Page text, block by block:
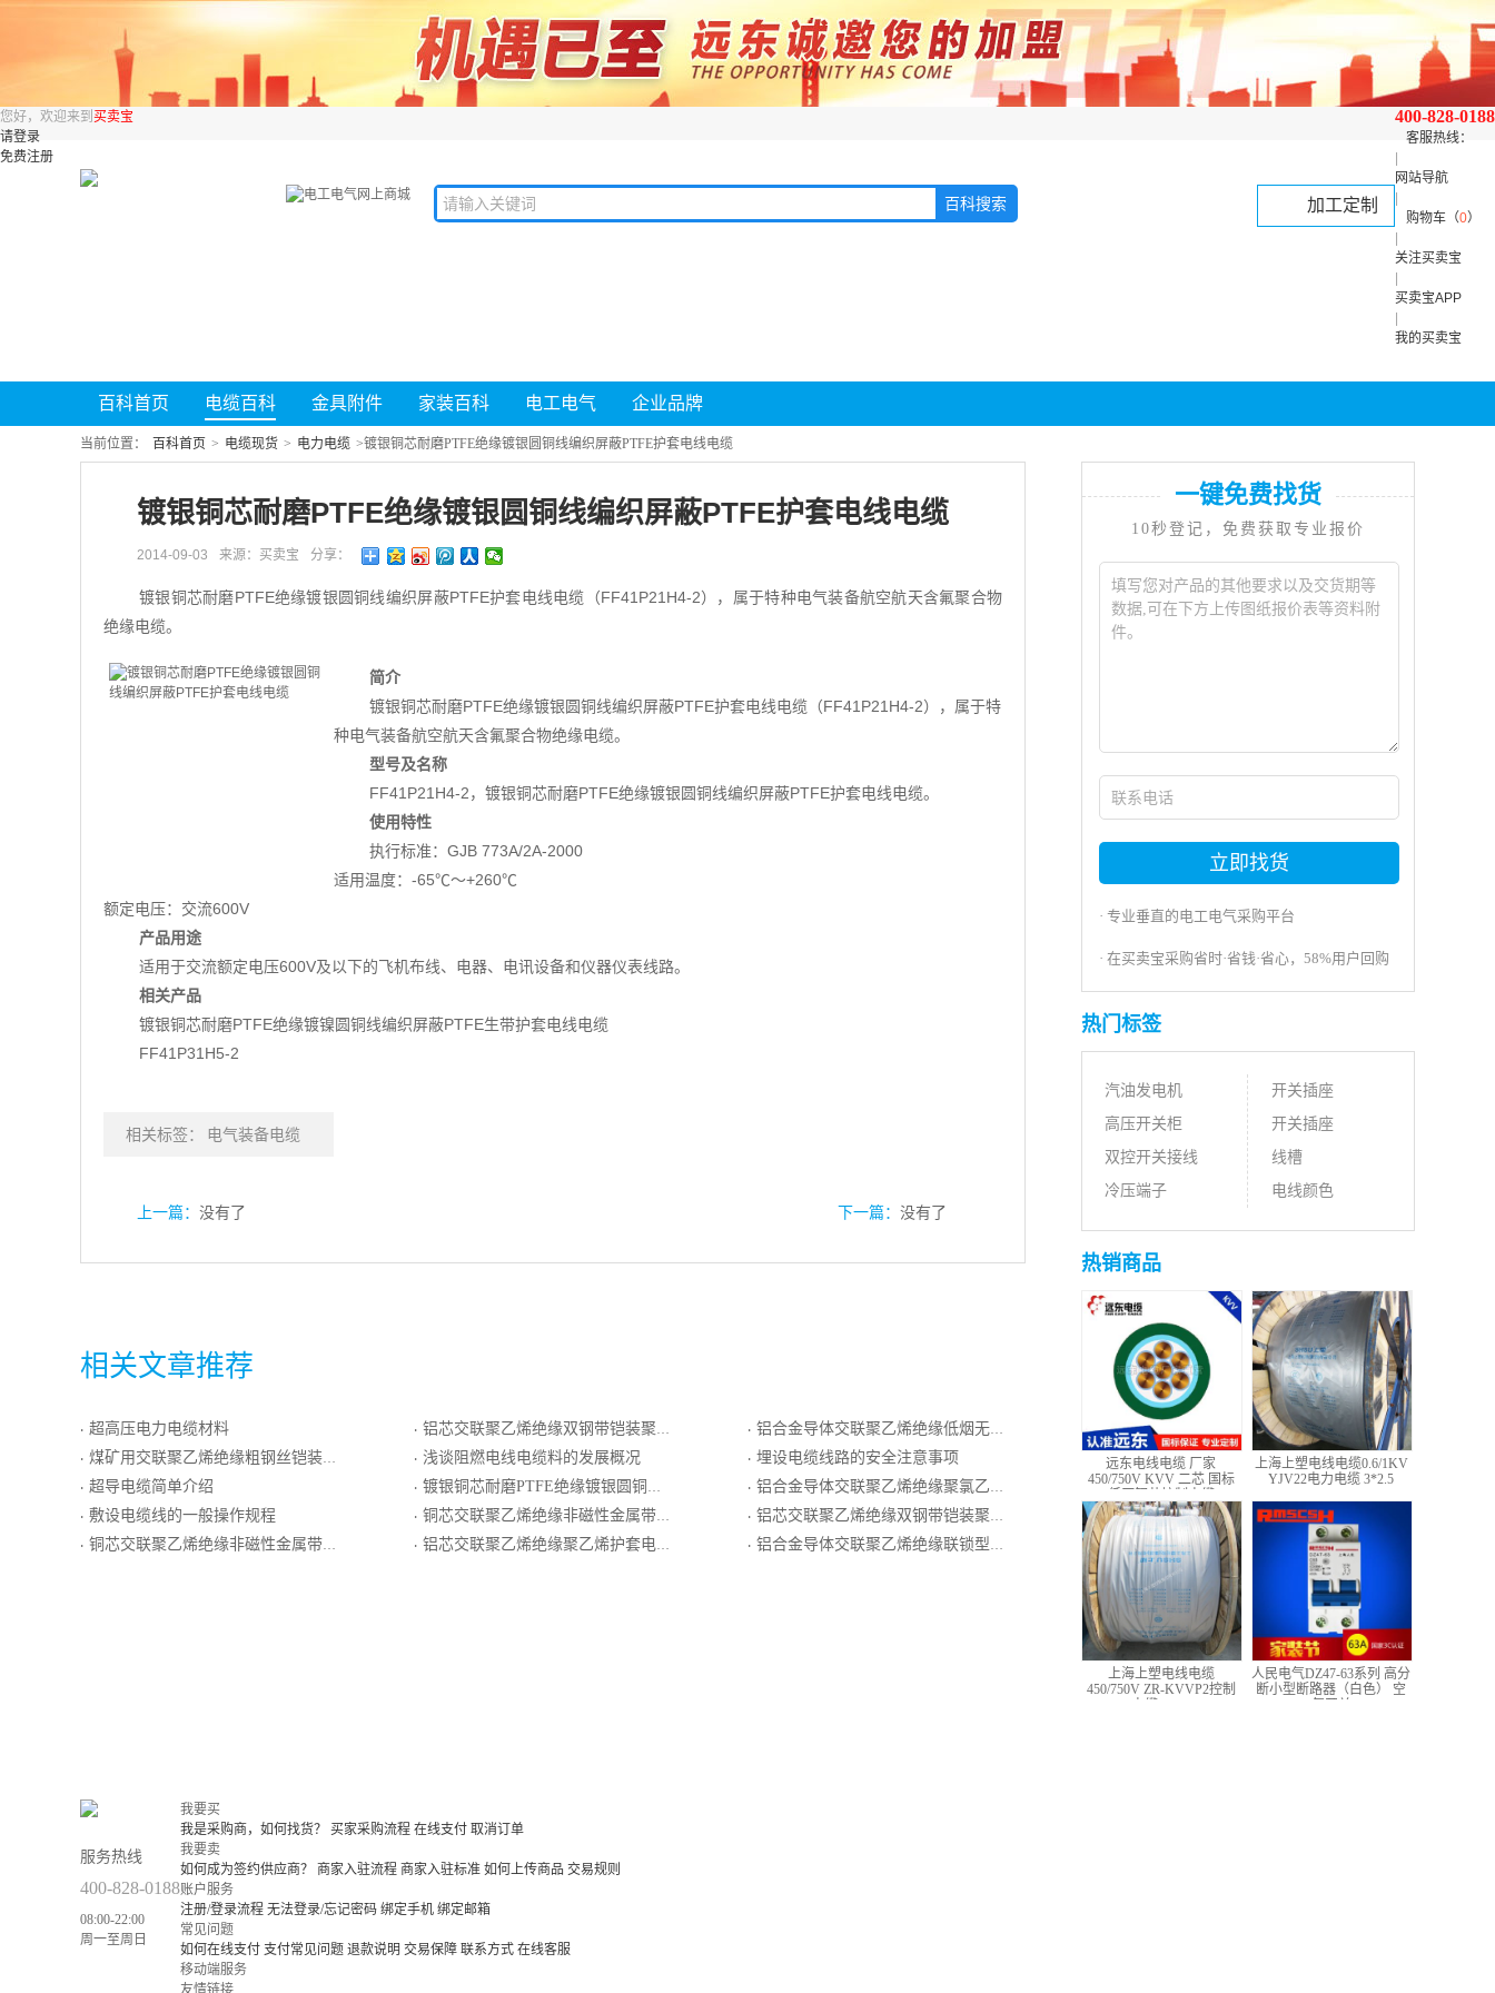
400-828-0188
客服热线：
网站导航
购物车（0）
关注买卖宝
买卖宝APP
我的买卖宝
您好，欢迎来到 买卖宝
请登录
免费注册
加工定制
百科首页 电缆百科 金具附件 家装百科 电工电气 企业品牌
当前位置： 百科首页 > 电缆现货 > 电力电缆 >镀银铜芯耐磨PTFE绝缘镀银圆铜线编织屏蔽PTFE护套电线电缆
镀银铜芯耐磨PTFE绝缘镀银圆铜线编织屏蔽PTFE护套电线电缆
2014-09-03 来源：买卖宝 分享：
镀银铜芯耐磨PTFE绝缘镀银圆铜线编织屏蔽PTFE护套电线电缆（FF41P21H4-2），属于特种电气装备航空航天含氟聚合物
绝缘电缆。
简介
镀银铜芯耐磨PTFE绝缘镀银圆铜线编织屏蔽PTFE护套电线电缆（FF41P21H4-2），属于特
种电气装备航空航天含氟聚合物绝缘电缆。
型号及名称
FF41P21H4-2，镀银铜芯耐磨PTFE绝缘镀银圆铜线编织屏蔽PTFE护套电线电缆。
使用特性
执行标准：GJB 773A/2A-2000
适用温度：-65℃～+260℃
额定电压：交流600V
产品用途
适用于交流额定电压600V及以下的飞机布线、电器、电讯设备和仪器仪表线路。
相关产品
镀银铜芯耐磨PTFE绝缘镀镍圆铜线编织屏蔽PTFE生带护套电线电缆
FF41P31H5-2
相关标签： 电气装备电缆
上一篇： 没有了 下一篇： 没有了
相关文章推荐
· 超高压电力电缆材料
· 煤矿用交联聚乙烯绝缘粗钢丝铠装聚氯乙烯护套电力电缆
· 超导电缆简单介绍
· 敷设电缆线的一般操作规程
· 铜芯交联聚乙烯绝缘非磁性金属带铠装聚氯乙烯护套电力电缆
· 铝芯交联聚乙烯绝缘双钢带铠装聚乙烯护套电力电缆
· 浅谈阻燃电线电缆料的发展概况
· 镀银铜芯耐磨PTFE绝缘镀银圆铜线编织屏蔽PTFE护套电线电缆
· 铜芯交联聚乙烯绝缘非磁性金属带铠装聚乙烯护套电力电缆
· 铝芯交联聚乙烯绝缘聚乙烯护套电力电缆
· 铝合金导体交联聚乙烯绝缘低烟无卤聚烯烃护套阻燃C类电力电缆
· 埋设电缆线路的安全注意事项
· 铝合金导体交联聚乙烯绝缘聚氯乙烯护套电力电缆
· 铝芯交联聚乙烯绝缘双钢带铠装聚氯乙烯护套电力电缆
· 铝合金导体交联聚乙烯绝缘联锁型铝铠装低烟无卤聚烯烃阻燃A类耐低温电力电缆
一键免费找货
10秒登记，免费获取专业报价
立即找货
· 专业垂直的电工电气采购平台
· 在买卖宝采购省时·省钱·省心，58%用户回购
热门标签
汽油发电机
高压开关柜
双控开关接线
冷压端子
开关插座
开关插座
线槽
电线颜色
热销商品
远东电线电缆 厂家
450/750V KVV 二芯 国标
上海上塑电线电缆0.6/1KV
YJV22电力电缆 3*2.5
上海上塑电线电缆
450/750V ZR-KVVP2控制
人民电气DZ47-63系列 高分
断小型断路器（白色） 空
服务热线
400-828-0188
08:00-22:00
周一至周日
我要买
我是采购商，如何找货？
买家采购流程 在线支付 取消订单
我要卖
如何成为签约供应商？
商家入驻流程 商家入驻标准 如何上传商品 交易规则
账户服务
注册/登录流程 无法登录/忘记密码 绑定手机 绑定邮箱
常见问题
如何在线支付 支付常见问题 退款说明 交易保障 联系方式 在线客服
移动端服务
友情链接